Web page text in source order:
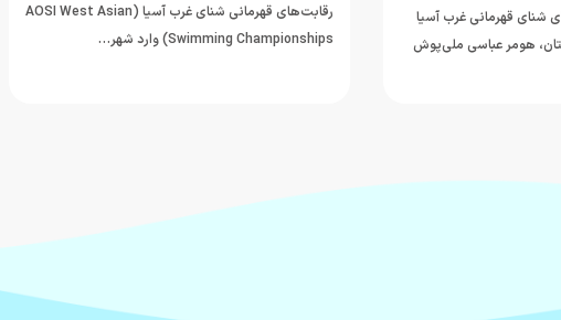
شنای قهرمانی غرب آسیا
هومر عباسی ملی‌پوش
رقابت‌های قهرمانی شنای غرب آسیا (AOSI West Asian
Swimming Championships) وارد شهر…